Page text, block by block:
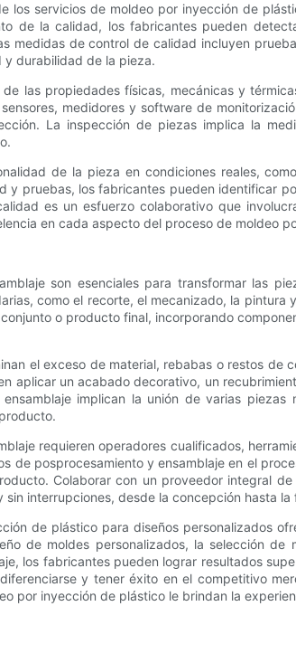
los servicios de moldeo por inyección de
de la calidad, los fabricantes pueden
medidas de control de calidad incluyen
y durabilidad de la pieza.
las propiedades físicas, mecánicas y
medidores y software de
La inspección de piezas implica la
de la pieza en condiciones reales,
y pruebas, los fabricantes pueden identificar
es un esfuerzo colaborativo que
en cada aspecto del proceso de moldeo
son esenciales para transformar las
como el recorte, el mecanizado, la
o producto final, incorporando
el exceso de material, rebabas o restos
aplicar un acabado decorativo, un
implican la unión de varias
requieren operadores cualificados,
de posprocesamiento y ensamblaje en el
Colaborar con un proveedor integral
interrupciones, desde la concepción hasta la
de plástico para diseños personalizados
de moldes personalizados, la selección
los fabricantes pueden lograr resultados
y tener éxito en el competitivo
por inyección de plástico le brindan la